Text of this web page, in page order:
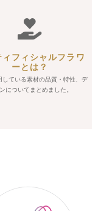
フィシャルフラワ
ーとは？
している素材の品質・特性、デ
についてまとめました。